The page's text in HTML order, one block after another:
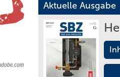
Aktuelle Ausgabe